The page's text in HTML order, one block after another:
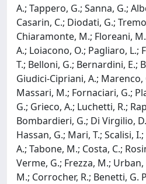
A.; Tappero, G.; Sanna, G.;
Casarin, C.; Diodati, G.;
Chiaramonte, M.; Floreani,
A.; Loiacono, O.; Pagliaro, L.;
T.; Belloni, G.; Bernardini, E.;
Giudici-Cipriani, A.; Marenco,
Massari, M.; Fornaciari, G.;
G.; Grieco, A.; Luchetti, R.;
Bombardieri, G.; Di Virgilio,
Hassan, G.; Mari, T.; Scalisi,
A.; Tabone, M.; Costa, C.;
Verme, G.; Frezza, M.; Urban,
M.; Corrocher, R.; Benetti, G.